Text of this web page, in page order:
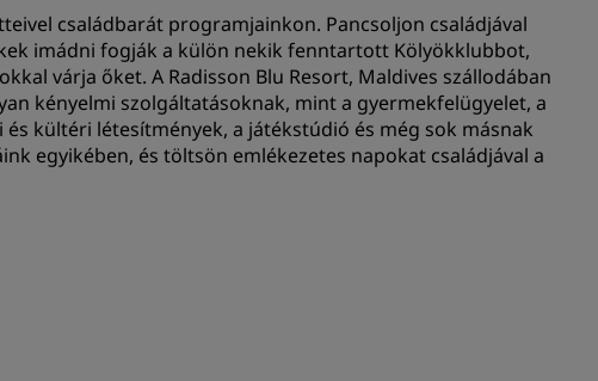
Digitális szolgáltatások
Radisson Hotels-alkalmazás
családbarát programjainkon. Pancsoljon családjával
imádni fogják a külön nekik fenntartott Kölyökklubbot,
várja őket. A Radisson Blu Resort, Maldives szállodában
kényelmi szolgáltatásoknak, mint a gyermekfelügyelet, a
kültéri létesítmények, a játékstúdió és még sok másnak
egyikében, és töltsön emlékezetes napokat családjával a